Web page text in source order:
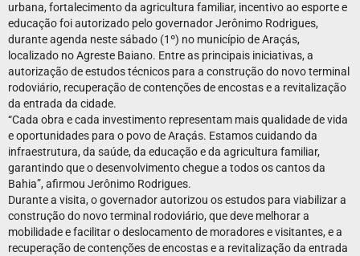
urbana, fortalecimento da agricultura familiar, incentivo ao esporte e
educação foi autorizado pelo governador Jerônimo Rodrigues,
durante agenda neste sábado (1º) no município de Araçás,
localizado no Agreste Baiano. Entre as principais iniciativas, a
autorização de estudos técnicos para a construção do novo terminal
rodoviário, recuperação de contenções de encostas e a revitalização
da entrada da cidade.
“Cada obra e cada investimento representam mais qualidade de vida
e oportunidades para o povo de Araçás. Estamos cuidando da
infraestrutura, da saúde, da educação e da agricultura familiar,
garantindo que o desenvolvimento chegue a todos os cantos da
Bahia”, afirmou Jerônimo Rodrigues.
Durante a visita, o governador autorizou os estudos para viabilizar a
construção do novo terminal rodoviário, que deve melhorar a
mobilidade e facilitar o deslocamento de moradores e visitantes, e a
recuperação de contenções de encostas e a revitalização da entrada